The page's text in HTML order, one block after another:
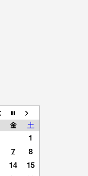
金
土
1
7
8
14
15